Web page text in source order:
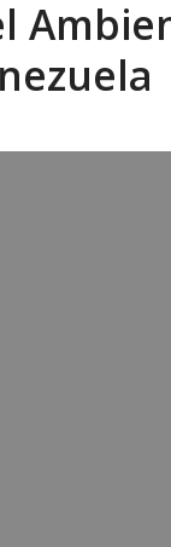
TU? Por: Miguel